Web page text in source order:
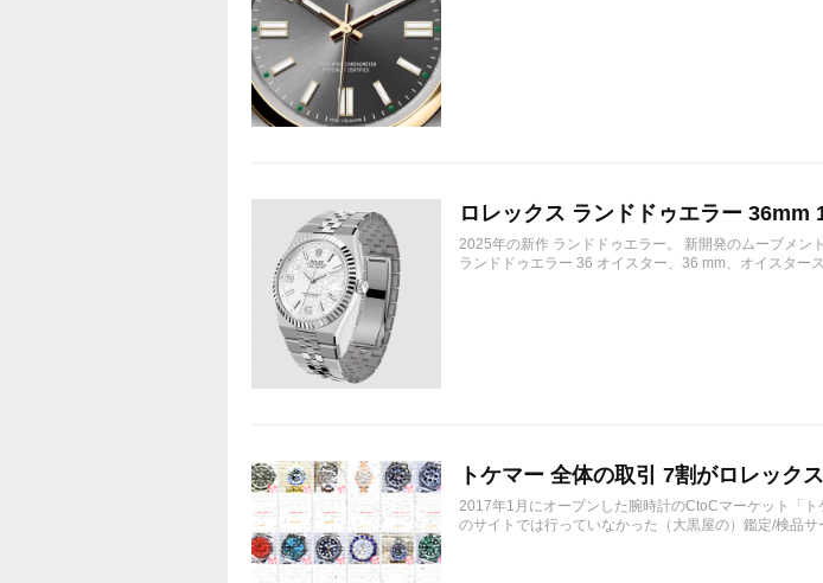
ロレックス ランドドゥエラー
2025年の新作 ランドドゥエラー。 新開発のムーブメ
ランドドゥエラー 36 オイスター、36 mm、オイスタ
トケマー 全体の取引 7割がロレックス
2017年1月にオープンした腕時計のCtoCマーケット「
のサイトでは行っていなかった（大黒屋の）鑑定/検品